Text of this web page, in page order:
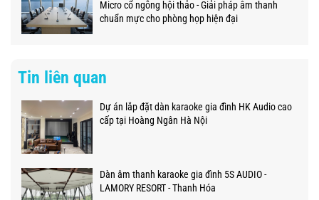
Micro cổ ngỗng hội thảo - Giải pháp âm thanh
chuẩn mực cho phòng họp hiện đại
Tin liên quan
Dự án lắp đặt dàn karaoke gia đình HK Audio cao
cấp tại Hoàng Ngân Hà Nội
Dàn âm thanh karaoke gia đình 5S AUDIO -
LAMORY RESORT - Thanh Hóa